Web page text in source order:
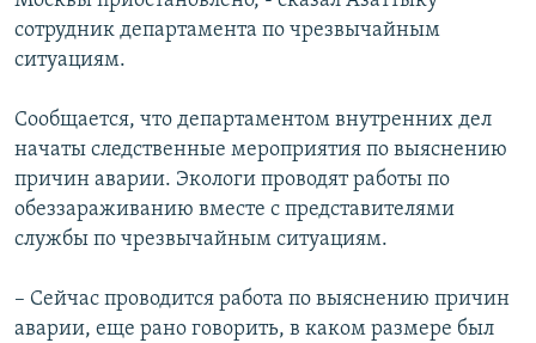
сотрудник департамента по чрезвычайным
ситуациям.
Сообщается, что департаментом внутренних дел
начаты следственные мероприятия по выяснению
причин аварии. Экологи проводят работы по
обеззараживанию вместе с представителями
службы по чрезвычайным ситуациям.
– Сейчас проводится работа по выяснению причин
аварии, еще рано говорить, в каком размере был